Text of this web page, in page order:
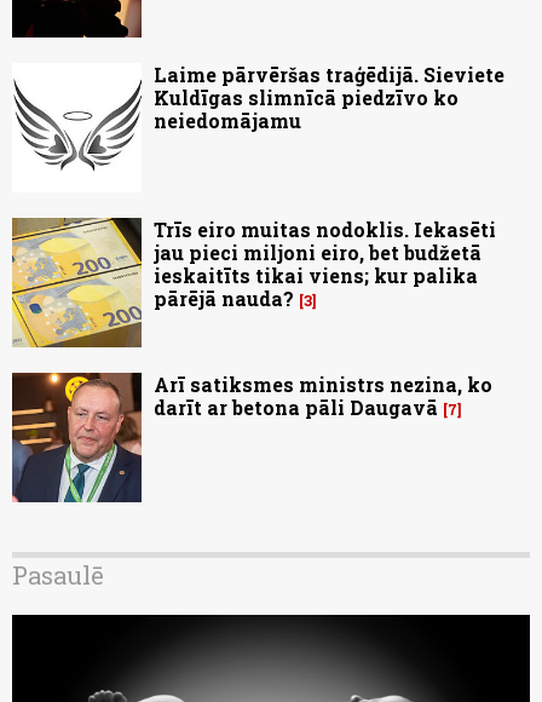
Laime pārvēršas traģēdijā. Sieviete
Kuldīgas slimnīcā piedzīvo ko
neiedomājamu
Trīs eiro muitas nodoklis. Iekasēti
jau pieci miljoni eiro, bet budžetā
ieskaitīts tikai viens; kur palika
pārējā nauda? 3
Arī satiksmes ministrs nezina, ko
darīt ar betona pāli Daugavā
7
Pasaulē